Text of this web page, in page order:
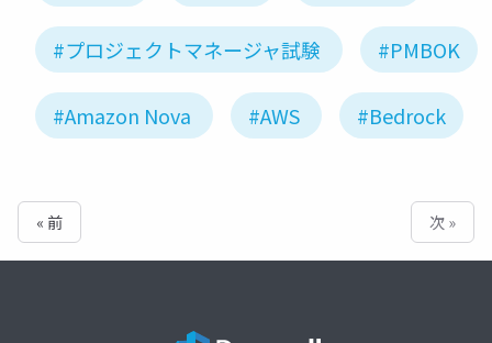
#プロジェクトマネージャ試験 #PMBOK
#Amazon Nova #AWS #Bedrock
« 前 次 »